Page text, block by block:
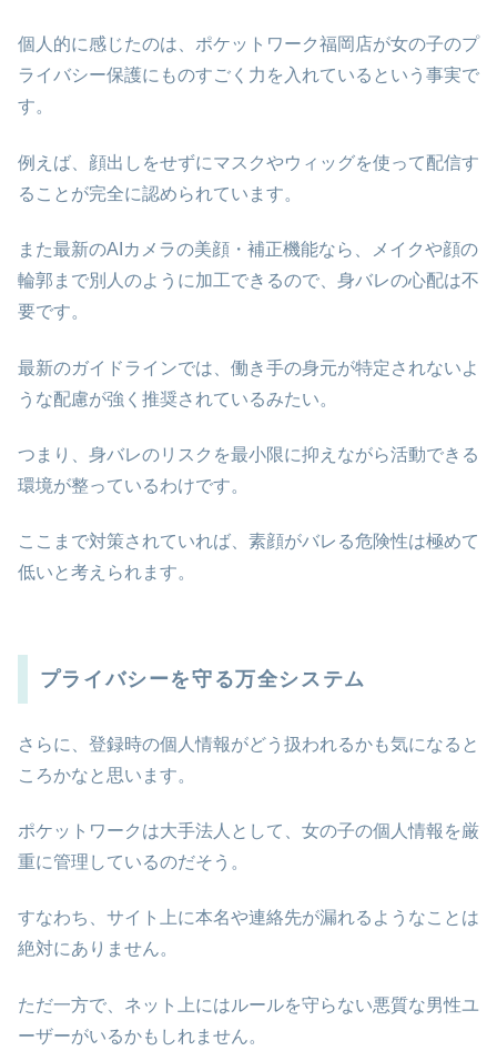
個人的に感じたのは、ポケットワーク福岡店が女の子のプ
ライバシー保護にものすごく力を入れているという事実で
す。
例えば、顔出しをせずにマスクやウィッグを使って配信す
ることが完全に認められています。
また最新のAIカメラの美顔・補正機能なら、メイクや顔の
輪郭まで別人のように加工できるので、身バレの心配は不
要です。
最新のガイドラインでは、働き手の身元が特定されないよ
うな配慮が強く推奨されているみたい。
つまり、身バレのリスクを最小限に抑えながら活動できる
環境が整っているわけです。
ここまで対策されていれば、素顔がバレる危険性は極めて
低いと考えられます。
プライバシーを守る万全システム
さらに、登録時の個人情報がどう扱われるかも気になると
ころかなと思います。
ポケットワークは大手法人として、女の子の個人情報を厳
重に管理しているのだそう。
すなわち、サイト上に本名や連絡先が漏れるようなことは
絶対にありません。
ただ一方で、ネット上にはルールを守らない悪質な男性ユ
ーザーがいるかもしれません。